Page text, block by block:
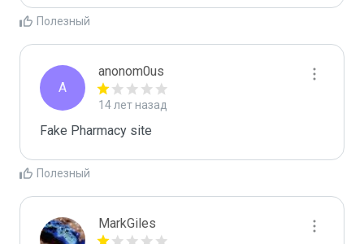
Полезный
A
anonom0us
14 лет назад
Fake Pharmacy site
Полезный
MarkGiles